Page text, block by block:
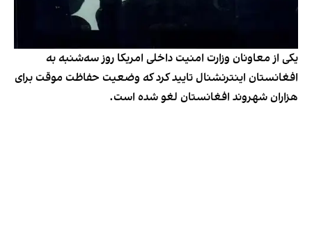
یکی از معاونان وزارت امنیت داخلی امریکا روز سه‌شنبه به
افغانستان اینترنشنال تایید کرد که وضعیت حفاظت موقت برای
هزاران شهروند افغانستان لغو شده است.